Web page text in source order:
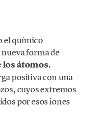
el químico
forma de
los átomos.
positiva con una
cuyos extremos
por esos iones